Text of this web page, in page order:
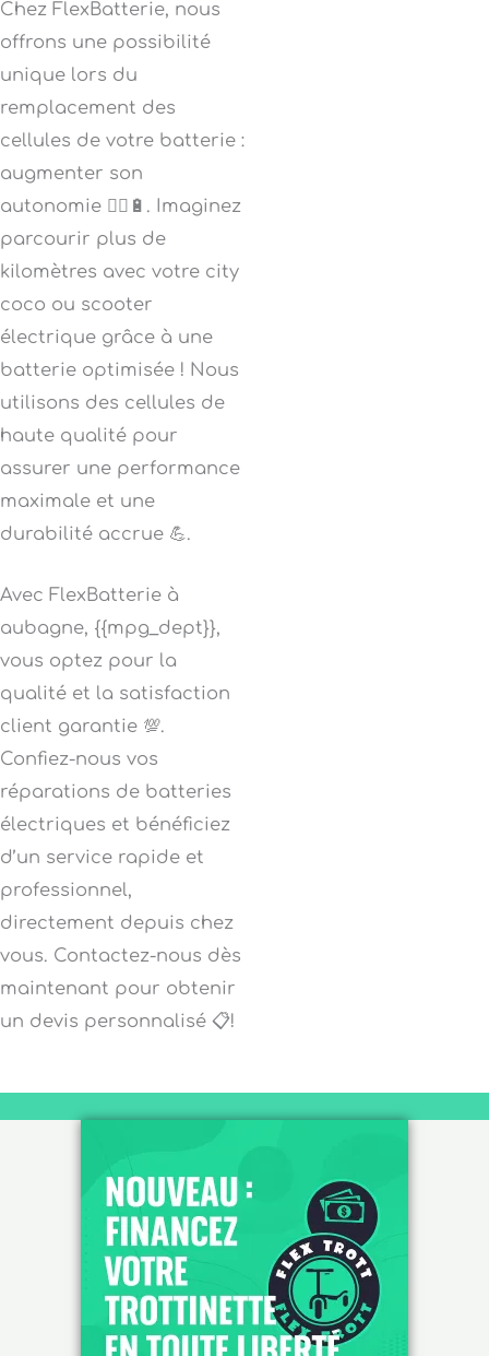
Chez FlexBatterie, nous
offrons une possibilité
unique lors du
remplacement des
cellules de votre batterie :
augmenter son
autonomie 🚴‍♂️🔋. Imaginez
parcourir plus de
kilomètres avec votre city
coco ou scooter
électrique grâce à une
batterie optimisée ! Nous
utilisons des cellules de
haute qualité pour
assurer une performance
maximale et une
durabilité accrue 💪.
Avec FlexBatterie à
aubagne, {{mpg_dept}},
vous optez pour la
qualité et la satisfaction
client garantie 💯.
Confiez-nous vos
réparations de batteries
électriques et bénéficiez
d’un service rapide et
professionnel,
directement depuis chez
vous. Contactez-nous dès
maintenant pour obtenir
un devis personnalisé 📋!